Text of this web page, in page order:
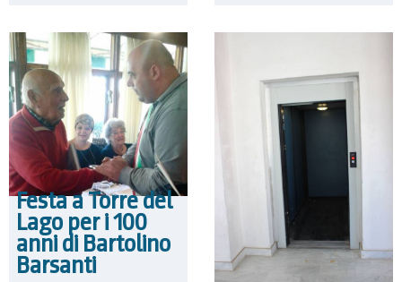
Festa a Torre del
Lago per i 100
anni di Bartolino
Barsanti